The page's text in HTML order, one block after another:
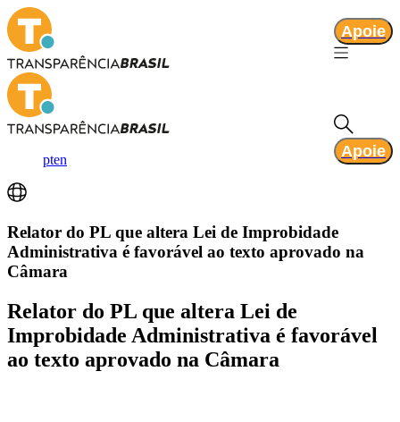
Apoie
pten Apoie
Relator do PL que altera Lei de Improbidade
Administrativa é favorável ao texto aprovado na
Câmara
Relator do PL que altera Lei de
Improbidade Administrativa é favorável
ao texto aprovado na Câmara